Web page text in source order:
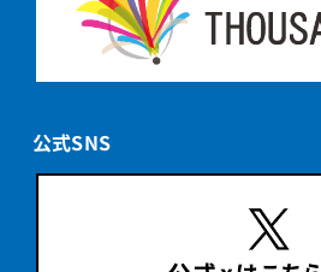
公式SNS